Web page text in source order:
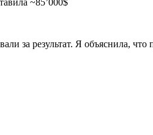
за результат. Я объяснила, что